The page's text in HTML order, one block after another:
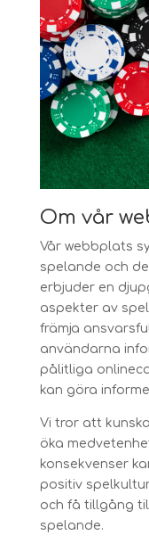
Om vår
Vår webbplats
spelande och
erbjuder en
aspekter av
främja
användarna
pålitliga
kan göra
Vi tror att
öka
konsekvenser
positiv
och få tillgång
spelande.